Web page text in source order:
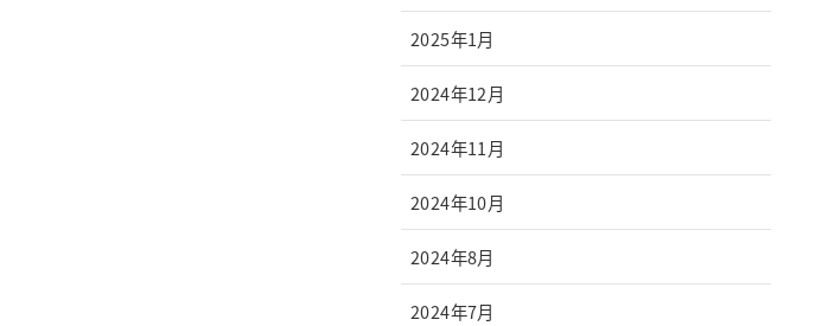
2025年1月
2024年12月
2024年11月
2024年10月
2024年8月
2024年7月